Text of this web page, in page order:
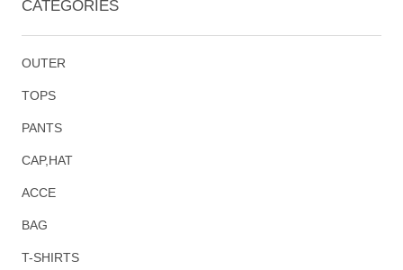
CATEGORIES
OUTER
TOPS
PANTS
CAP,HAT
ACCE
BAG
T-SHIRTS